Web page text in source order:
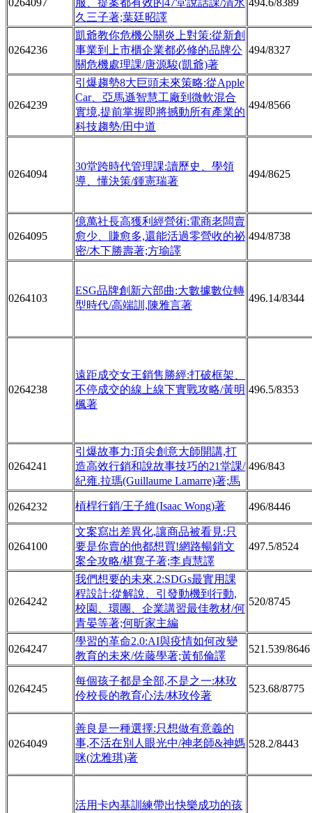
0264097
服、提案都有效的47堂說話課/清水
久三子著;葉廷昭譯
494.6/8389
0264236
凱爺教你危機公關炎上對策:從新創
事業到上市櫃企業都必修的品牌公
關危機處理課/唐源駿(凱爺)著
494/8327
0264239
引爆趨勢8大巨頭未來策略:從Apple
Car、亞馬遜智慧工廠到微軟混合
實境,提前掌握即將撼動所有產業的
科技趨勢/田中道
494/8566
0264094
30堂跨時代管理課:讀歷史、學領
導、懂決策/鍾憲瑞著
494/8625
0264095
億萬社長高獲利經營術:電商老闆賣
愈少、賺愈多,還能活過零營收的祕
密/木下勝壽著;方瑜譯
494/8738
0264103
ESG品牌創新六部曲:大數據數位轉
型時代/高端訓,陳雅言著
496.14/8344
0264238
遠距成交女王銷售勝經:打破框架、
不停成交的線上線下實戰攻略/黃明
楓著
496.5/8353
0264241
引爆故事力:頂尖創意大師開講,打
造高效行銷和說故事技巧的21堂課/
紀雍.拉瑪(Guillaume Lamarre)著;馬
496/843
0264232 槓桿行銷/王子維(Isaac Wong)著 496/8446
0264100
文案寫出差異化,讓商品被看見:只
要是你賣的他都想買!網路暢銷文
案全攻略/椹寬子著;李貞慧譯
497.5/8524
0264242
我們想要的未來.2:SDGs最實用課
程設計:從解說、引發動機到行動,
校園、環團、企業講習最佳教材/何
青晏等著;何昕家主編
520/8745
0264247
學習的革命2.0:AI與疫情如何改變
教育的未來/佐藤學著;黃郁倫譯
521.539/8646
0264245
每個孩子都是全部,不是之一:林玫
伶校長的教育心法/林玫伶著
523.68/8775
0264049
善良是一種選擇:只想做有意義的
事,不活在別人眼光中/神老師&神媽
咪(沈雅琪)著
528.2/8443
活用卡內基訓練帶出快樂成功的孩